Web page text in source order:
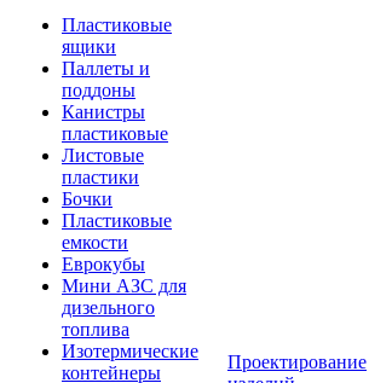
Пластиковые
ящики
Паллеты и
поддоны
Канистры
пластиковые
Листовые
пластики
Бочки
Пластиковые
емкости
Еврокубы
Мини АЗС для
дизельного
топлива
Изотермические
контейнеры
Проектирование